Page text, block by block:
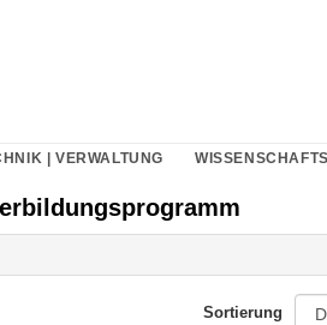
| VERWALTUNG
Sortierung